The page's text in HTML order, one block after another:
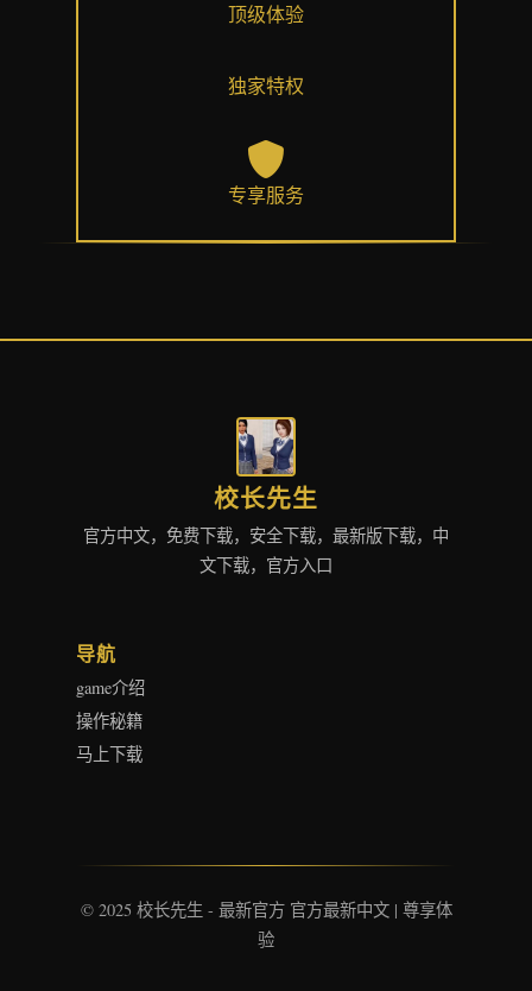
顶级体验
独家特权
专享服务
校长先生
官方中文，免费下载，安全下载，最新版下载，中
文下载，官方入口
导航
game介绍
操作秘籍
马上下载
© 2025 校长先生 - 最新官方 官方最新中文 | 尊享体
验